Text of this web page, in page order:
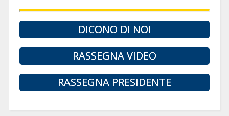
DICONO DI NOI
RASSEGNA VIDEO
RASSEGNA PRESIDENTE